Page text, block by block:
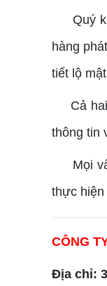
Quý
hàng
tiết lộ
Cả hai
thông tin
Mọi
thực hiện
CÔNG
Địa chỉ: